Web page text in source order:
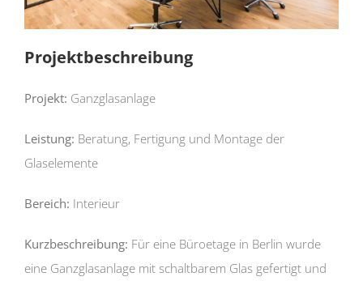
Projektbeschreibung
Projekt: Ganzglasanlage
Leistung: Beratung, Fertigung und Montage der
Glaselemente
Bereich: Interieur
Kurzbeschreibung: Für eine Büroetage in Berlin wurde
eine Ganzglasanlage mit schaltbarem Glas gefertigt und